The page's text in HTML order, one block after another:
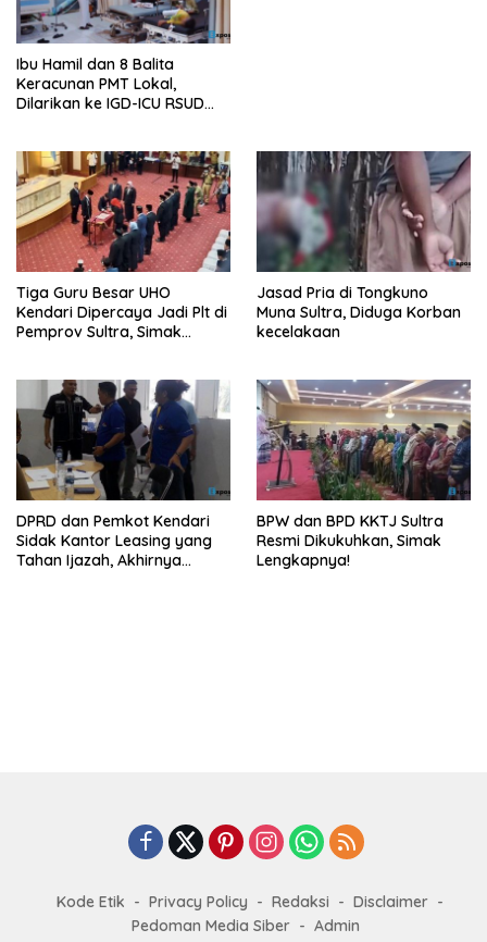
Ibu Hamil dan 8 Balita
Keracunan PMT Lokal,
Dilarikan ke IGD-ICU RSUD
Tiga Guru Besar UHO
Kendari Dipercaya Jadi Plt di
Pemprov Sultra, Simak
Jasad Pria di Tongkuno
Muna Sultra, Diduga Korban
kecelakaan
DPRD dan Pemkot Kendari
Sidak Kantor Leasing yang
Tahan Ijazah, Akhirnya
BPW dan BPD KKTJ Sultra
Resmi Dikukuhkan, Simak
Lengkapnya!
Kode Etik Privacy Policy Redaksi
Disclaimer
Pedoman Media Siber
Admin